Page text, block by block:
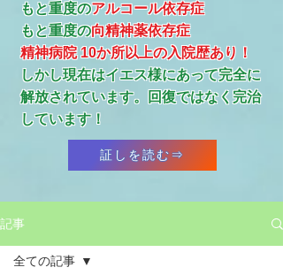
もと重度のアルコール依存症
​もと重度の向精神薬依存症
精神病院 10か所以上の入院歴あり！
​しかし現在はイエス様にあって完全に
解放されています。回復ではなく完治
しています！
証しを読む⇒
記事
全ての記事